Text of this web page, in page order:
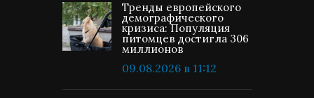
Тренды европейского
демографического
кризиса: Популяция
питомцев достигла 306
миллионов
09.08.2026 в 11:12